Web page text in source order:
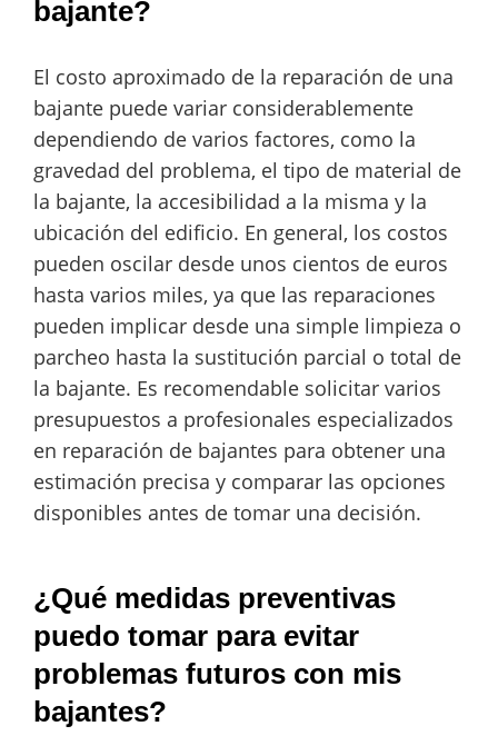
bajante?
El costo aproximado de la reparación de una
bajante puede variar considerablemente
dependiendo de varios factores, como la
gravedad del problema, el tipo de material de
la bajante, la accesibilidad a la misma y la
ubicación del edificio. En general, los costos
pueden oscilar desde unos cientos de euros
hasta varios miles, ya que las reparaciones
pueden implicar desde una simple limpieza o
parcheo hasta la sustitución parcial o total de
la bajante. Es recomendable solicitar varios
presupuestos a profesionales especializados
en reparación de bajantes para obtener una
estimación precisa y comparar las opciones
disponibles antes de tomar una decisión.
¿Qué medidas preventivas
puedo tomar para evitar
problemas futuros con mis
bajantes?